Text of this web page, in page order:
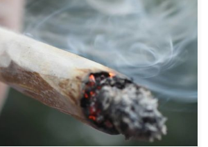
kilometrów przejechanych na quadach.
opowiada o swojej podróży z Marcinem
Maroku. Maroko wyobrażałem sobie jako
hamadę kamiennej […]